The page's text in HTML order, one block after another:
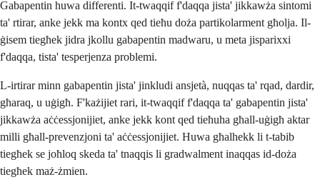
Gabapentin huwa differenti. It-twaqqif f'daqqa jista' jikkawża sintomi
ta' rtirar, anke jekk ma kontx qed tieħu doża partikolarment għolja. Il-
ġisem tiegħek jidra jkollu gabapentin madwaru, u meta jisparixxi
f'daqqa, tista' tesperjenza problemi.
L-irtirar minn gabapentin jista' jinkludi ansjetà, nuqqas ta' rqad, dardir,
għaraq, u uġigħ. F'każijiet rari, it-twaqqif f'daqqa ta' gabapentin jista'
jikkawża aċċessjonijiet, anke jekk kont qed tieħuha għall-uġigħ aktar
milli għall-prevenzjoni ta' aċċessjonijiet. Huwa għalhekk li t-tabib
tiegħek se joħloq skeda ta' tnaqqis li gradwalment inaqqas id-doża
tiegħek maż-żmien.